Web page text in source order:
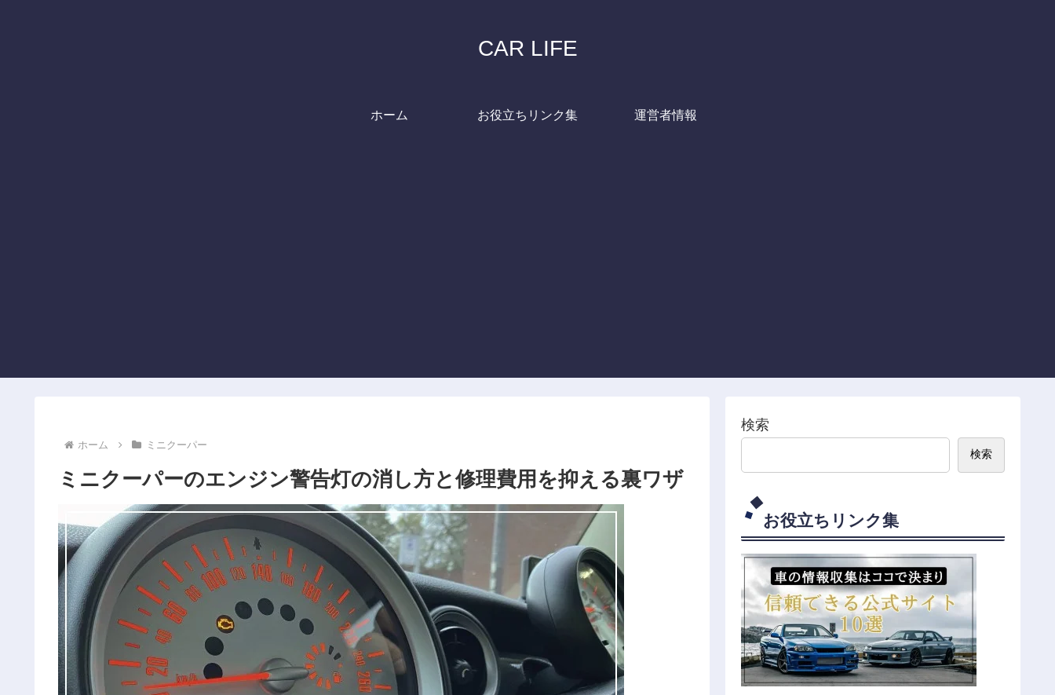
CAR LIFE
ホーム お役立ちリンク集 運営者情報
ホーム ミニクーパー
ミニクーパーのエンジン警告灯の消し方と修理費用を抑える裏ワザ
検索
検索
お役立ちリンク集